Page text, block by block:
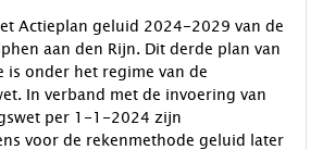
Actieplan geluid 2024-2029 van de
aan den Rijn. Dit derde plan van
is onder het regime van de
In verband met de invoering van
per 1-1-2024 zijn
voor de rekenmethode geluid later